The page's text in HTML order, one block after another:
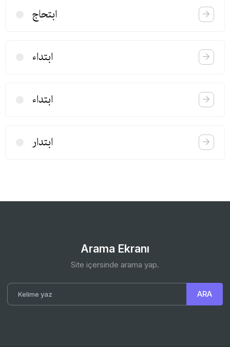
ابتحاج
ابتداء
ابتداء
ابتدار
Arama Ekranı
Site içersinde arama yap.